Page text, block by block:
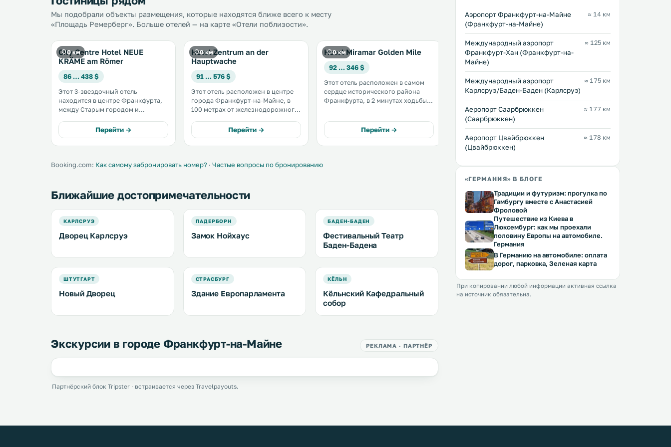
Мы подобрали объекты размещения, которые находятся ближе всего к месту
«Площадь Ремерберг». Больше отелей — на карте «Отели поблизости».
0 км
City Centre Hotel NEUE
KRÄME am Römer
86 … 438 $
Этот 3-звездочный отель
находится в центре Франкфурта,
между Старым городом и
районом, недалеко от улицы
Цайль и в 3 минутах ходьбы от
площади Рёмербург. .
Перейти →
0 км
Hotel Zentrum an der
Hauptwache
91 … 576 $
Этот отель расположен в центре
города Франкфурт-на-Майне, в
100 метрах от железнодорожного
предоставляется ежедневный
завтрак «шведский стол» и
бесплатный Wi-Fi на всей
Перейти →
0 км
Hotel Miramar Golden Mile
92 … 346 $
Этот отель расположен в самом
сердце исторического района
Франкфурта, в 2 минутах ходьбы
бесплатный Wi-Fi. .
Перейти →
0 км
Steigenberger Frankfurter Hof
195 … 1531 $
Отель Steigenberger Frankfurter
Hof был построен в 1876 году в
центре исторического и
финансового района Франкфурта,
всего в 1 км от Императорского
собора святого Варфоломея, где
ранее проводилась коронация
императоров. .
Перейти →
Этот элегантный
рестораном и
центром. Отель находится в
нескольких шагах от
торговой улицы Цайль. .
Booking.com: Как самому забронировать номер? · Частые вопросы по бронированию
Ближайшие достопримечательности
КАРЛСРУЭ
Дворец Карлсруэ
ПАДЕРБОРН
Замок Нойхаус
БАДЕН-БАДЕН
Фестивальный Театр
Баден-Бадена
ШТУТГАРТ
Новый Дворец
СТРАСБУРГ
Здание Европарламента
КЁЛЬН
Кёльнский Кафедральный
собор
Экскурсии в городе Франкфурт-на-Майне РЕКЛАМА · ПАРТНЁР
Партнёрский блок Tripster · встраивается через Travelpayouts.
Аэропорт Франкфурт-на-Майне
(Франкфурт-на-Майне)
≈ 14 км
Междунарoдный аэропорт
Франкфурт-Хан (Франкфурт-на-
Майне)
≈ 125 км
Междунарoдный аэропорт
Карлсруэ/Баден-Баден (Карлсруэ)
≈ 175 км
Аеропорт Саарбрюккен
(Саарбрюккен)
≈ 177 км
Аеропорт Цвайбрюккен
(Цвайбрюккен)
≈ 178 км
«ГЕРМАНИЯ» В БЛОГЕ
Традиции и футуризм: прогулка по
Гамбургу вместе с Анастасией
Фроловой
Путешествие из Киева в
Люксембург: как мы проехали
половину Европы на автомобиле.
Германия
В Германию на автомобиле: оплата
дорог, парковка, Зеленая карта
При копировании любой информации активная ссылка
на источник обязательна.